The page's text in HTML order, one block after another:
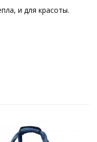
и для красоты.